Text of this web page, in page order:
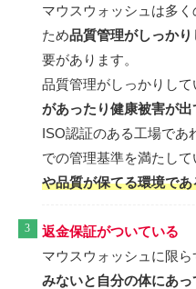
マウスウォッシュは多
ため品質管理がしっかり
要があります。
品質管理がしっかりして
があったり健康被害が
ISO認証のある工場であ
での管理基準を満たし
や品質が保てる環境で
返金保証がついている
マウスウォッシュに限
みないと自分の体にあ